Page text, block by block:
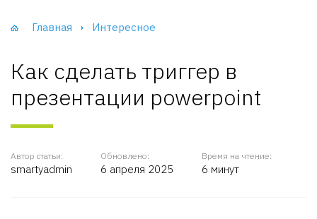
Главная Интересное
Как сделать триггер в
презентации powerpoint
Автор статьи:
smartyadmin
Обновлено:
6 апреля 2025
Время на чтение:
6 минут